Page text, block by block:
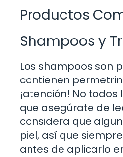
Productos
Shampoos y
Los shampoos son
contienen
¡atención! No
que asegúrate de
considera que
piel, así que
antes de aplicarlo